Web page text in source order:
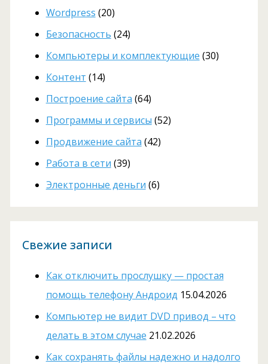
Wordpress (20)
Безопасность (24)
Компьютеры и комплектующие (30)
Контент (14)
Построение сайта (64)
Программы и сервисы (52)
Продвижение сайта (42)
Работа в сети (39)
Электронные деньги (6)
Свежие записи
Как отключить прослушку — простая
помощь телефону Андроид 15.04.2026
Компьютер не видит DVD привод – что
делать в этом случае 21.02.2026
Как сохранять файлы надежно и надолго